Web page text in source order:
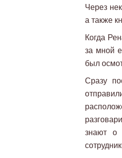
Через
а также
Когда
за мной
был
Сразу
знают о